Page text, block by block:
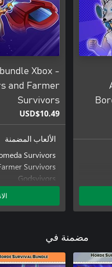
Xbox -
and Farmer
Survivors
USD$10.49
الألعاب المضمنة
Survivors
Survivors
Godsvivors
مضمنة في